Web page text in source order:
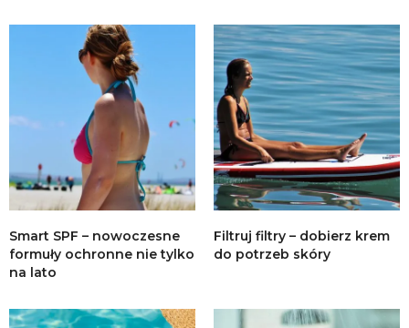
Smart SPF – nowoczesne
formuły ochronne nie tylko
na lato
Filtruj filtry – dobierz krem
do potrzeb skóry